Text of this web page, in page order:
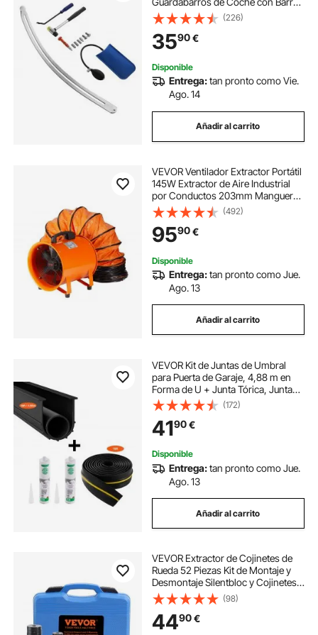
Curva, Palanca, Martillo de Goma,
Pasadores de Reparación Extraíbles
para Airbag, con Cabezales de
Repuesto
(226)
3590€
Disponible
Entrega:tan pronto como Vie.
Ago. 14
Añadir al carrito
VEVOR Ventilador Extractor Portátil
145W Extractor de Aire Industrial
por Conductos 203mm Manguera
de Extracción 5m Volumen de Aire
1020CFM Extractor de Aire para
Extraer Polvo, Humo, Trabajo en
Casa
(492)
9590€
Disponible
Entrega:tan pronto como Jue.
Ago. 13
Añadir al carrito
VEVOR Kit de Juntas de Umbral
para Puerta de Garaje, 4,88 m en
Forma de U + Junta Tórica, Junta
Inferior para Puerta de Garaje, se
Combina con Tiras de Sellado
Impermeable con Adhesivo, Negro
(172)
4190€
Disponible
Entrega:tan pronto como Jue.
Ago. 13
Añadir al carrito
VEVOR Extractor de Cojinetes de
Rueda 52 Piezas Kit de Montaje y
Desmontaje Silentbloc y Cojinetes
49 Discos de Acero 18-65 mm con
Caja Juego de Accesorios para
Cojinete Prensa Sello Taller Garaje
(98)
4490€